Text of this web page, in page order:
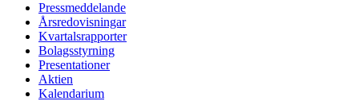
Pressmeddelande
Årsredovisningar
Kvartalsrapporter
Bolagsstyrning
Presentationer
Aktien
Kalendarium